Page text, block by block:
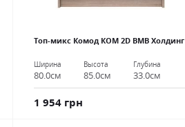
Топ-микс Комод КОМ 2D ВМВ Холдинг
Ширина
80.0см
Высота
85.0см
Глубина
33.0см
1 954 грн